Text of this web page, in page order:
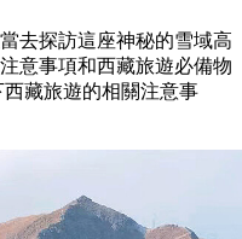
去探訪這座神秘的雪域高
意事項和西藏旅遊必備物
藏旅遊的相關注意事